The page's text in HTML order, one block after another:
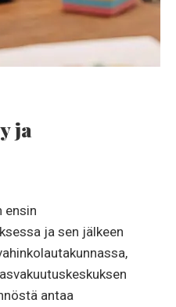
ja
ensin
ja sen jälkeen
antaa